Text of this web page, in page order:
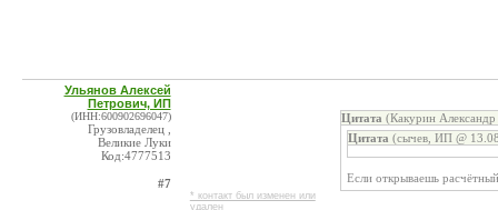
Ульянов Алексей
Петрович, ИП
(ИНН:600902696047)
Грузовладелец ,
Великие Луки
Код:4777513
#7
* контакт был изменен или
удален
Цитата (Какурин
Цитата (сычев, ИП @
Если открываешь